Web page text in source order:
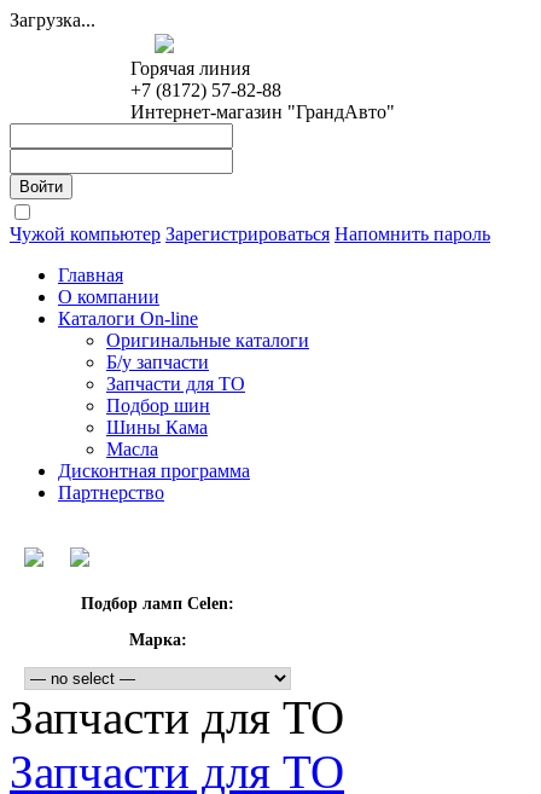
Загрузка...
Горячая линия
+7 (8172) 57-82-88
Интернет-магазин "ГрандАвто"
Чужой компьютер Зарегистрироваться Напомнить пароль
Главная
О компании
Каталоги On-line
Оригинальные каталоги
Б/у запчасти
Запчасти для ТО
Подбор шин
Шины Кама
Масла
Дисконтная программа
Партнерство
Подбор ламп Celen:
Марка:
Запчасти для ТО
Запчасти для ТО